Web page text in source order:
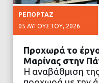
ΡΕΠΟΡΤΆΖ
05 ΑΥΓΟΎΣΤΟΥ, 2026
Προχωρά το
Μαρίνας στην
Η αναβάθμιση